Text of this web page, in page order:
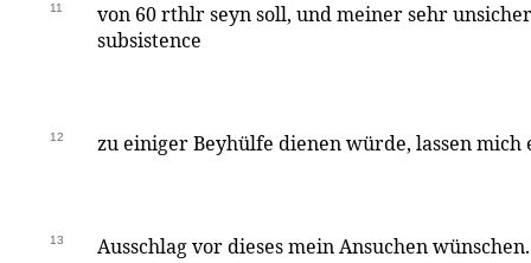
11
von 60 rthlr seyn soll, und meiner sehr
subsistence
12 zu einiger Beyhülfe dienen würde, lassen mich
13 Ausschlag vor dieses mein Ansuchen